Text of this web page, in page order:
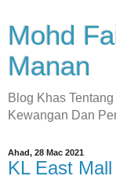
Mohd
Manan
Blog Khas
Kewangan Dan
Ahad, 28 Mac 2021
KL East Mall